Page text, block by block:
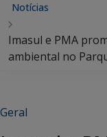
Notícias
Imasul e PMA
ambiental no
Geral